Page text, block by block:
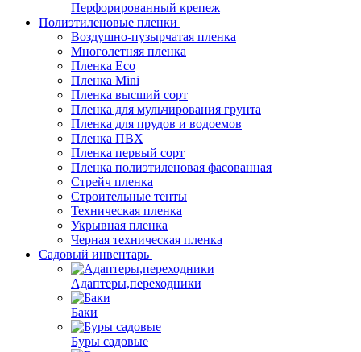
Перфорированный крепеж
Полиэтиленовые пленки
Воздушно-пузырчатая пленка
Многолетняя пленка
Пленка Eco
Пленка Mini
Пленка высший сорт
Пленка для мульчирования грунта
Пленка для прудов и водоемов
Пленка ПВХ
Пленка первый сорт
Пленка полиэтиленовая фасованная
Стрейч пленка
Строительные тенты
Техническая пленка
Укрывная пленка
Черная техническая пленка
Садовый инвентарь
Адаптеры,переходники
Баки
Буры садовые